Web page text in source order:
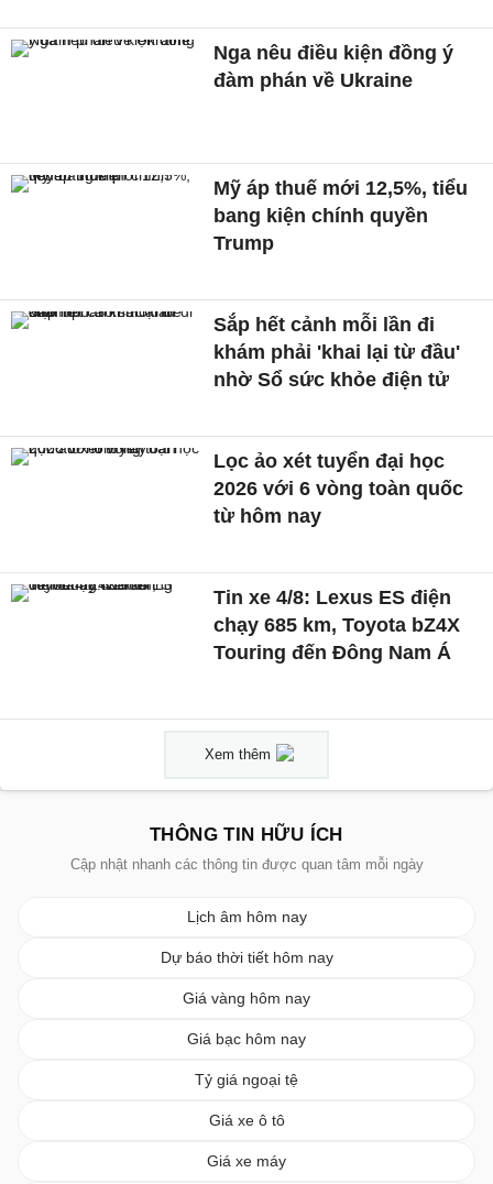
Nga nêu điều kiện đồng ý
đàm phán về Ukraine
Mỹ áp thuế mới 12,5%, tiểu
bang kiện chính quyền
Trump
Sắp hết cảnh mỗi lần đi
khám phải 'khai lại từ đầu'
nhờ Sổ sức khỏe điện tử
Lọc ảo xét tuyển đại học
2026 với 6 vòng toàn quốc
từ hôm nay
Tin xe 4/8: Lexus ES điện
chạy 685 km, Toyota bZ4X
Touring đến Đông Nam Á
Xem thêm
THÔNG TIN HỮU ÍCH
Cập nhật nhanh các thông tin được quan tâm mỗi ngày
Lịch âm hôm nay
Dự báo thời tiết hôm nay
Giá vàng hôm nay
Giá bạc hôm nay
Tỷ giá ngoại tệ
Giá xe ô tô
Giá xe máy